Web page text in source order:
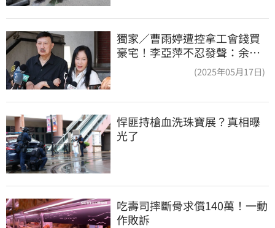
獨家／曹雨婷遭控拿工會錢買
豪宅！李亞萍不忍發聲：余天
(2025年05月17日)
悍匪持槍血洗珠寶展？真相曝
光了
吃壽司摔斷骨求償140萬！一動
作敗訴